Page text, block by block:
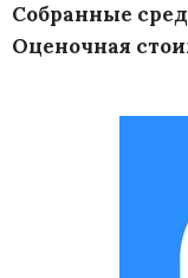
Собранные
Оценочная